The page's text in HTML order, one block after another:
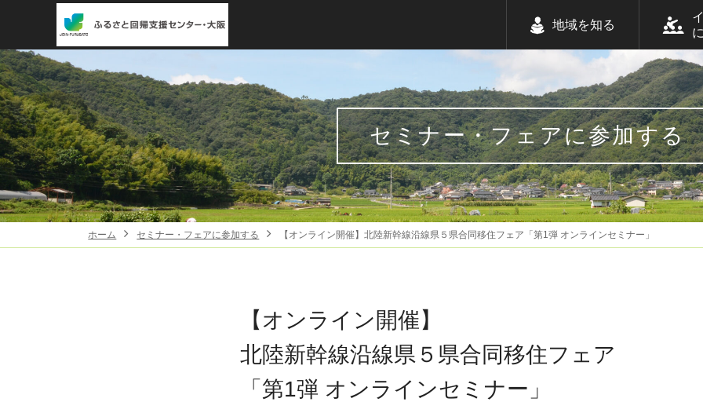
地域を知る
セミナー・フェアに参加する
ホーム セミナー・フェアに参加する 【オンライン開催】北陸新幹線沿線県５県合同移住フェア「第1弾 オンラインセミナー」
【オンライン開催】
北陸新幹線沿線県５県合同移住フェア
「第1弾 オンラインセミナー」